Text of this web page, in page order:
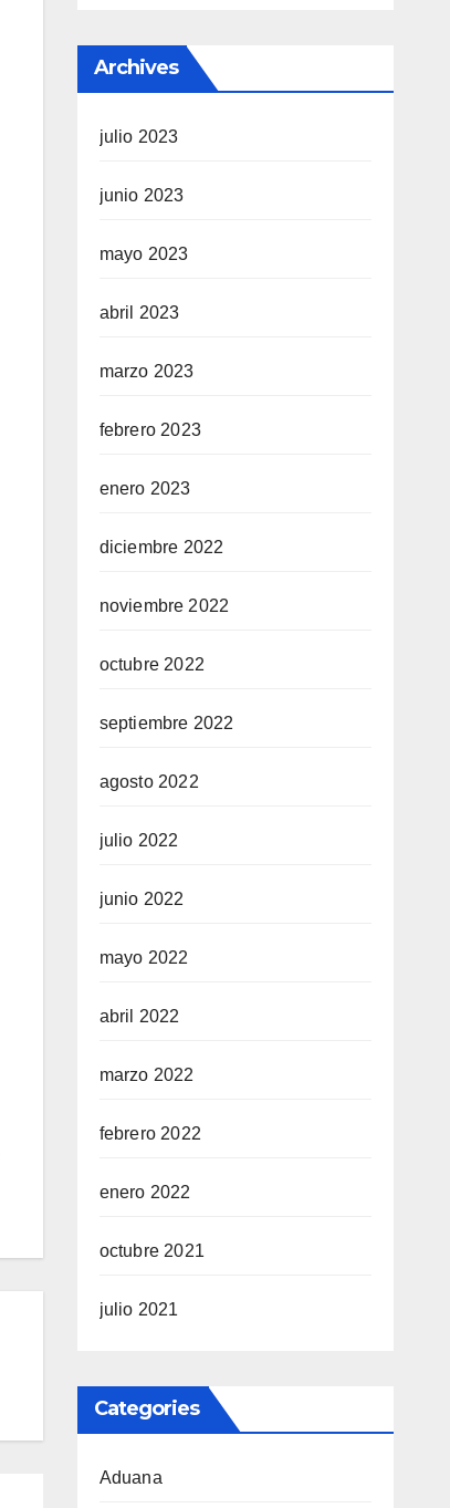
Archives
julio 2023
junio 2023
mayo 2023
abril 2023
marzo 2023
febrero 2023
enero 2023
diciembre 2022
noviembre 2022
octubre 2022
septiembre 2022
agosto 2022
julio 2022
junio 2022
mayo 2022
abril 2022
marzo 2022
febrero 2022
enero 2022
octubre 2021
julio 2021
Categories
Aduana